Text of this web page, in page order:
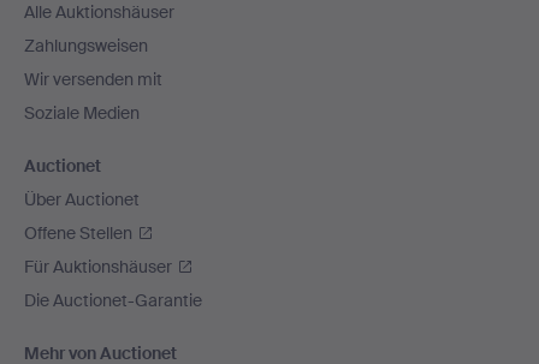
Alle Auktionshäuser
Zahlungsweisen
Wir versenden mit
Soziale Medien
Auctionet
Über Auctionet
Offene Stellen
Für Auktionshäuser
Die Auctionet-Garantie
Mehr von Auctionet